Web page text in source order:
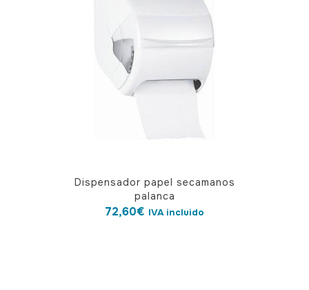
Dispensador papel secamanos
palanca
72,60€ IVA incluido